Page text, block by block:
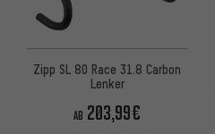
Zipp SL 80 Race 31.8 Carbon
Lenker
AB 203,99€